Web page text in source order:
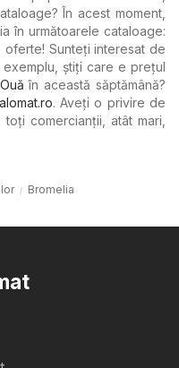
În acest moment,
în următoarele cataloage:
Sunteți interesat de
știți care e prețul
Ouă în această săptămână?
. Aveți o privire de
comercianții, atât mari,
Bromelia